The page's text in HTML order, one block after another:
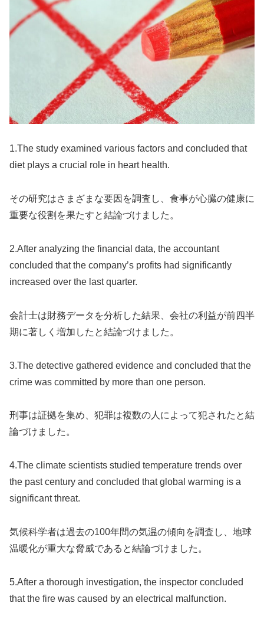
1.The study examined various factors and concluded that
diet plays a crucial role in heart health.
その研究はさまざまな要因を調査し、食事が心臓の健康に
重要な役割を果たすと結論づけました。
2.After analyzing the financial data, the accountant
concluded that the company’s profits had significantly
increased over the last quarter.
会計士は財務データを分析した結果、会社の利益が前四半
期に著しく増加したと結論づけました。
3.The detective gathered evidence and concluded that the
crime was committed by more than one person.
刑事は証拠を集め、犯罪は複数の人によって犯されたと結
論づけました。
4.The climate scientists studied temperature trends over
the past century and concluded that global warming is a
significant threat.
気候科学者は過去の100年間の気温の傾向を調査し、地球
温暖化が重大な脅威であると結論づけました。
5.After a thorough investigation, the inspector concluded
that the fire was caused by an electrical malfunction.